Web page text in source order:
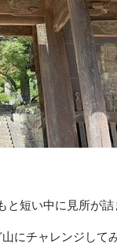
短い中に見所が詰
にチャレンジして